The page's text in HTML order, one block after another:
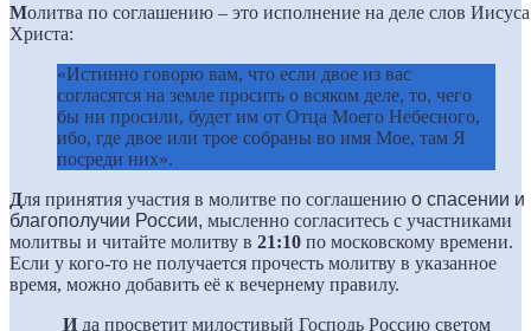
Молитва по соглашению – это исполнение на деле слов Иисуса
Христа:
«Истинно говорю вам, что если двое из вас
согласятся на земле просить о всяком деле, то, чего
бы ни просили, будет им от Отца Моего Небесного,
ибо, где двое или трое собраны во имя Мое, там Я
посреди них».
Для принятия участия в молитве по соглашению о спасении и
благополучии России, мысленно согласитесь с участниками
молитвы и читайте молитву в 21:10 по московскому времени.
Если у кого-то не получается прочесть молитву в указанное
время, можно добавить её к вечернему правилу.
Ида просветит милостивый Господь Россию светом